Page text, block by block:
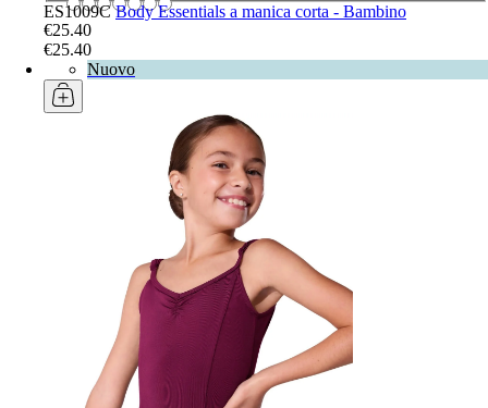
ES1009C Body Essentials a manica corta - Bambino
€25.40
€25.40
Nuovo